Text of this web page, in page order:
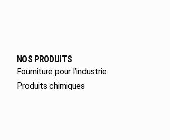
NOS PRODUITS
Fourniture pour l’industrie
Produits chimiques